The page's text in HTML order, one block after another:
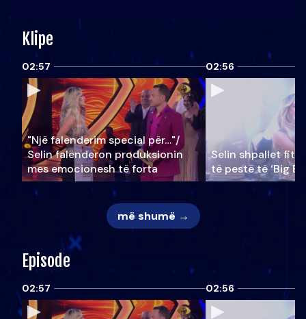
Klipe
02:57
"Një falenderim special për…"/
Selin falënderon produksionin
mes emocionesh të forta
02:56
Selin shpallet
të pestë të ‘Big
më shumë →
Episode
02:57 02:56